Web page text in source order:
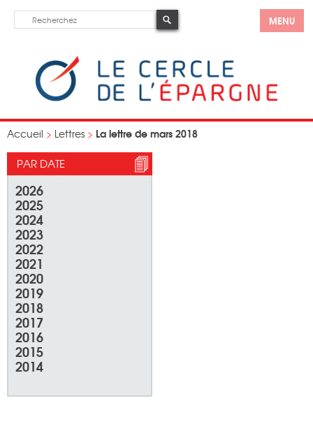
MENU
Accueil > Lettres > La lettre de mars 2018
PAR DATE
2026
2025
2024
2023
2022
2021
2020
2019
2018
2017
2016
2015
2014